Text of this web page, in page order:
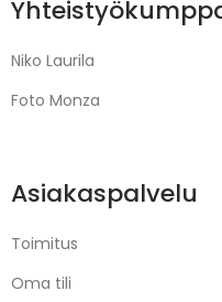
Niko Laurila
Foto Monza
Asiakaspalvelu
Toimitus
Oma tili